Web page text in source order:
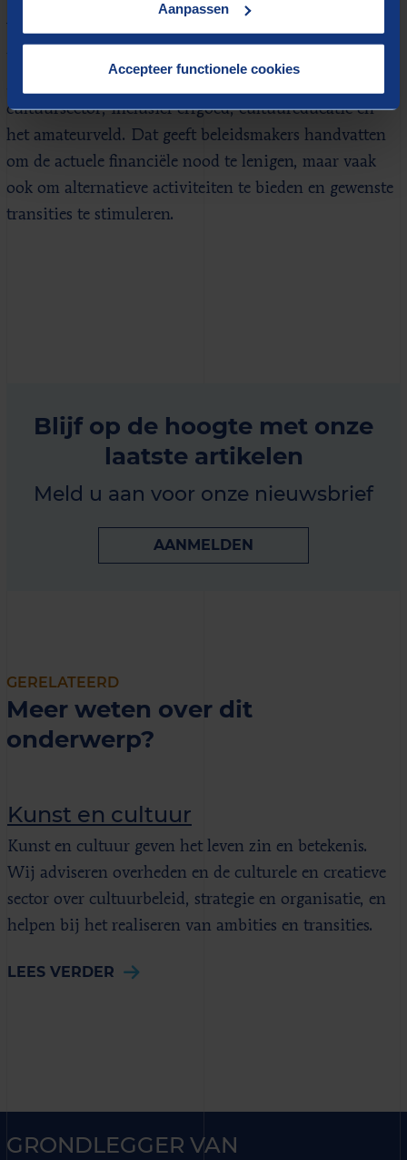
Aanpassen
Accepteer functionele cookies
Verder bevatde gidseen flink aantal goede
cultuursector, inclusief erfgoed, cultuureducatie en
het amateurveld. Dat geeft beleidsmakers handvatten
om de actuele financiële nood te lenigen, maar vaak
ook om alternatieve activiteiten te bieden en gewenste
transities te stimuleren.
Blijf op de hoogte met onze
laatste artikelen
Meld u aan voor onze nieuwsbrief
AANMELDEN
GERELATEERD
Meer weten over dit
onderwerp?
Kunst en cultuur
Kunst en cultuur geven het leven zin en betekenis.
Wij adviseren overheden en de culturele en creatieve
sector over cultuurbeleid, strategie en organisatie, en
helpen bij het realiseren van ambities en transities.
LEES VERDER
GRONDLEGGER VAN